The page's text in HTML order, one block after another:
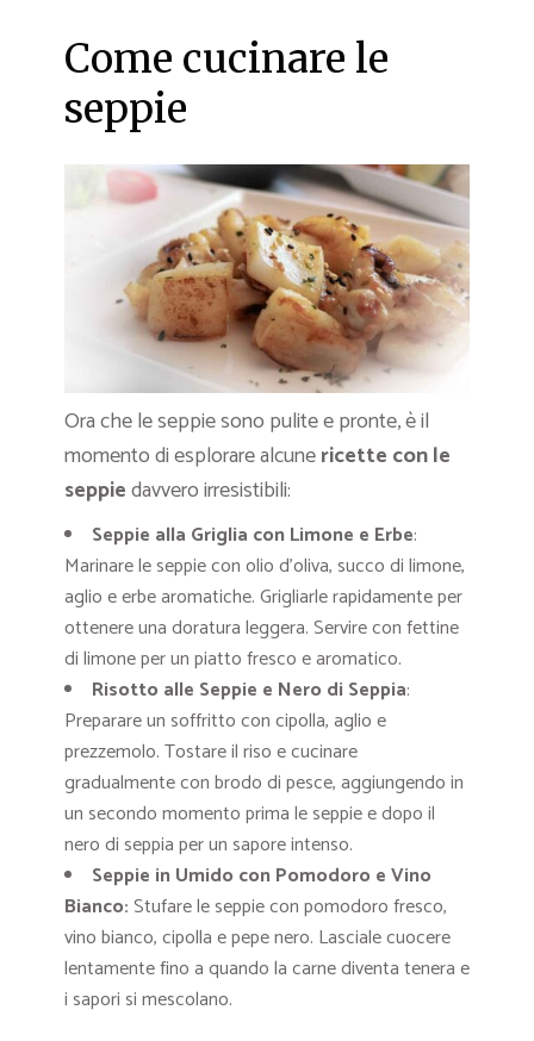
Come cucinare le
seppie
Ora che le seppie sono pulite e pronte, è il
momento di esplorare alcunericette con le
seppiedavvero irresistibili:
Seppie alla Griglia con Limone e Erbe:
Marinare le seppie con olio d’oliva, succo di limone,
aglio e erbe aromatiche. Grigliarle rapidamente per
ottenere una doratura leggera. Servire con fettine
di limone per un piatto fresco e aromatico.
Risotto alle Seppie e Nero di Seppia:
Preparare un soffritto con cipolla, aglio e
prezzemolo. Tostare il riso e cucinare
gradualmente con brodo di pesce, aggiungendo in
un secondo momento prima le seppie e dopo il
nero di seppia per un sapore intenso.
Seppie in Umido con Pomodoro e Vino
Bianco:Stufare le seppie con pomodoro fresco,
vino bianco, cipolla e pepe nero. Lasciale cuocere
lentamente fino a quando la carne diventa tenera e
i sapori si mescolano.